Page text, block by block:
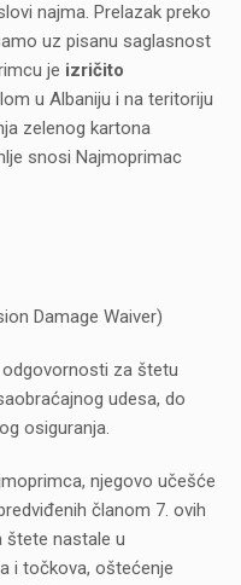
najma. Prelazak preko
uz pisanu saglasnost
je izričito
u Albaniju i na teritoriju
zelenog kartona
snosi Najmoprimac
Damage Waiver)
za štetu
udesa, do
osiguranja.
njegovo učešće
članom 7. ovih
štete nastale u
i točkova, oštećenje